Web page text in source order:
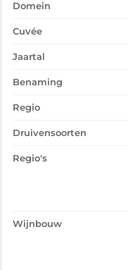
Domein
Cuvée
Jaartal
Benaming
Regio
Druivensoorten
Regio's
Wijnbouw